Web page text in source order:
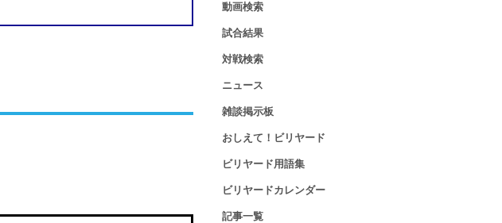
動画検索
試合結果
対戦検索
ニュース
雑談掲示板
おしえて！ビリヤード
ビリヤード用語集
ビリヤードカレンダー
記事一覧